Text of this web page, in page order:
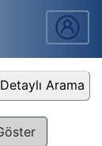
Detaylı Arama